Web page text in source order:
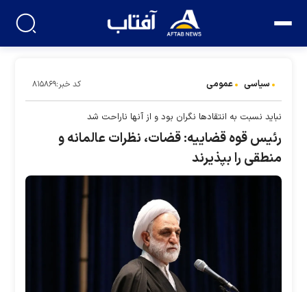
سیاسی عمومی کد خبر:۸۱۵۸۶۹
نباید نسبت به انتقادها نگران بود و از آنها ناراحت شد
رئیس قوه قضاییه: قضات، نظرات عالمانه و
منطقی را بپذیرند